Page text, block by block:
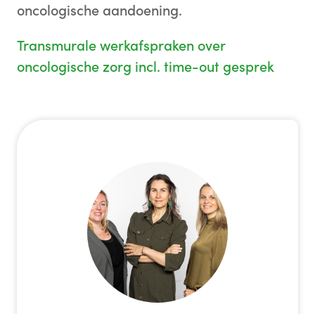
oncologische aandoening.
Transmurale werkafspraken over
oncologische zorg incl. time-out gesprek